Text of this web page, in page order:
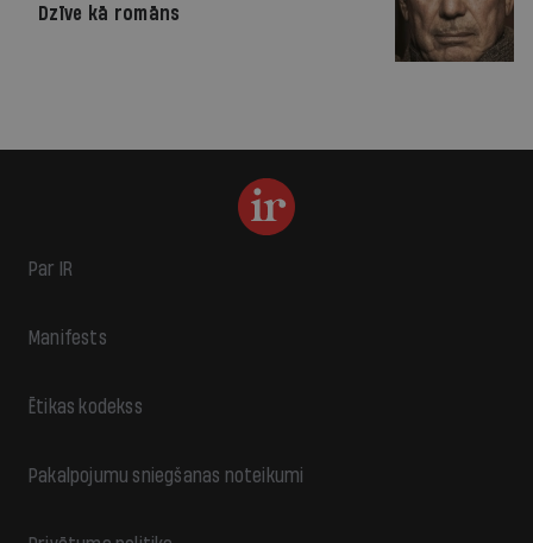
Dzīve kā romāns
Par IR
Manifests
Ētikas kodekss
Pakalpojumu sniegšanas noteikumi